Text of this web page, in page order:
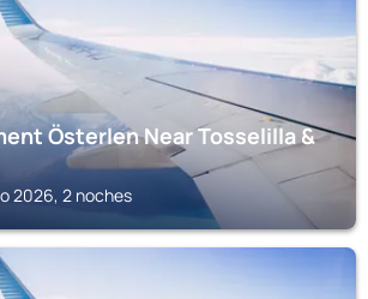
Österlen Near Tosselilla &
2026, 2 noches